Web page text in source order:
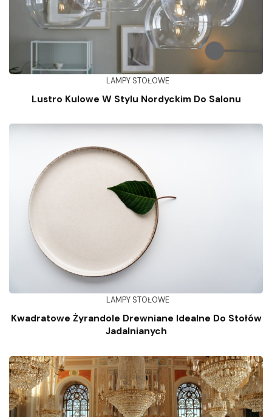
LAMPY STOŁOWE
Lustro Kulowe W Stylu Nordyckim Do Salonu
LAMPY STOŁOWE
Kwadratowe Żyrandole Drewniane Idealne Do Stołów
Jadalnianych